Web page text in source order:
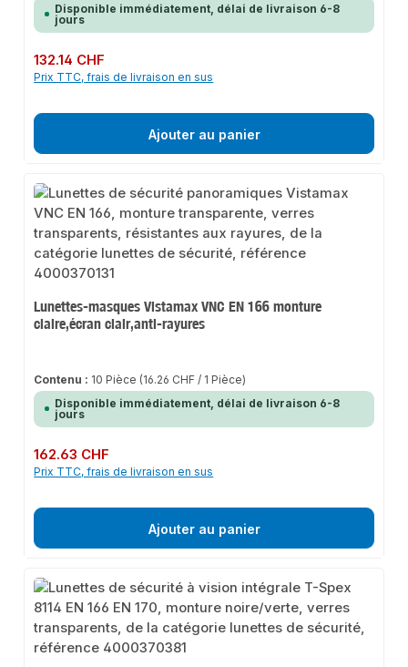
Disponible immédiatement, délai de livraison 6-8
jours
Prix régulier :
132.14 CHF
Prix TTC, frais de livraison en sus
Ajouter au panier
Lunettes-masques Vistamax VNC EN 166 monture
claire,écran clair,anti-rayures
Contenu : 10 Pièce (16.26 CHF / 1 Pièce)
Disponible immédiatement, délai de livraison 6-8
jours
Prix régulier :
162.63 CHF
Prix TTC, frais de livraison en sus
Ajouter au panier